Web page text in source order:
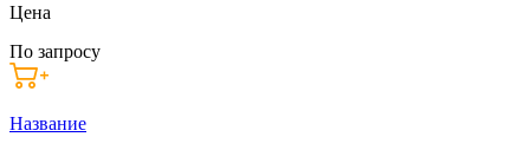
Цена
По запросу
Название